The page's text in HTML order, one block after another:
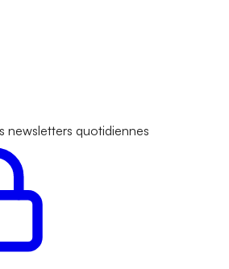
newsletters quotidiennes